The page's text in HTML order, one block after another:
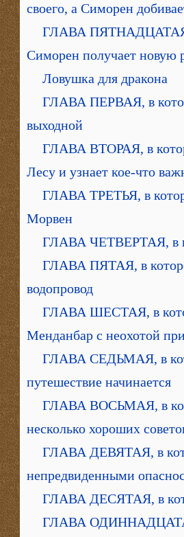
своего, а Симорен
ГЛАВА ПЯТНАДЦАТАЯ,
Симорен получает новую
Ловушка для дракона
ГЛАВА ПЕРВАЯ, в
выходной
ГЛАВА ВТОРАЯ, в
Лесу и узнает кое-что
ГЛАВА ТРЕТЬЯ, в
Морвен
ГЛАВА ЧЕТВЕРТАЯ, в
ГЛАВА ПЯТАЯ, в
водопровод
ГЛАВА ШЕСТАЯ, в
Менданбар с неохотой
ГЛАВА СЕДЬМАЯ, в
путешествие начинается
ГЛАВА ВОСЬМАЯ, в
несколько хороших
ГЛАВА ДЕВЯТАЯ, в
непредвиденными
ГЛАВА ДЕСЯТАЯ, в
ГЛАВА